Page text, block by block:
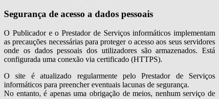
Segurança de acesso a dados pessoais
O Publicador e o Prestador de Serviços informáticos implementam
as precauções necessárias para proteger o acesso aos seus servidores
onde os dados pessoais dos utilizadores são armazenados. Está
configurada uma conexão via certificado (HTTPS).
O site é atualizado regularmente pelo Prestador de Serviços
informáticos para preencher eventuais lacunas de segurança.
No entanto, é apenas uma obrigação de meios, nenhum serviço de